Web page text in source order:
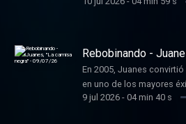
a nivel mundial de
Rebobinando -
negra" - 09/07/26
En 2005, Juanes
en uno de los mayores
pop latino moderno,
9 jul 2026- 04 min 40 s